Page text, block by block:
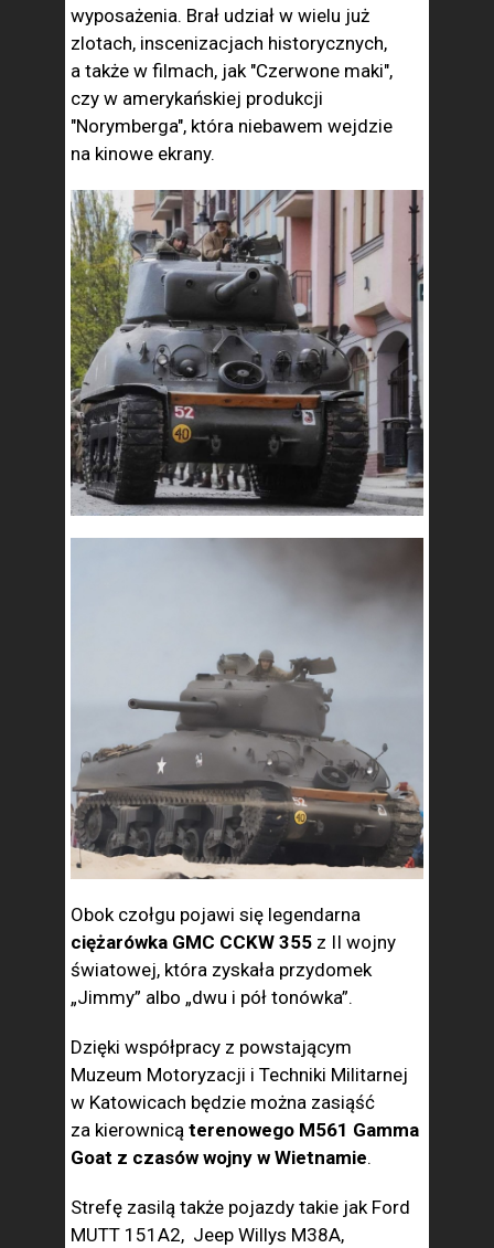
wyposażenia. Brał udział w wielu już
zlotach, inscenizacjach historycznych,
a także w filmach, jak "Czerwone maki",
czy w amerykańskiej produkcji
"Norymberga", która niebawem wejdzie
na kinowe ekrany.
Obok czołgu pojawi się legendarna
ciężarówka GMC CCKW 355 z II wojny
światowej, która zyskała przydomek
„Jimmy” albo „dwu i pół tonówka”.
Dzięki współpracy z powstającym
Muzeum Motoryzacji i Techniki Militarnej
w Katowicach będzie można zasiąść
za kierownicą terenowego M561 Gamma
Goat z czasów wojny w Wietnamie.
Strefę zasilą także pojazdy takie jak Ford
MUTT 151A2, Jeep Willys M38A,